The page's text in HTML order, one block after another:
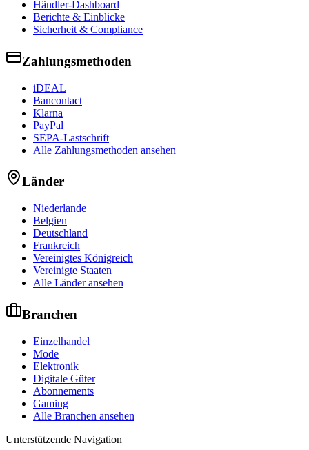
Händler-Dashboard
Berichte & Einblicke
Sicherheit & Compliance
Zahlungsmethoden
iDEAL
Bancontact
Klarna
PayPal
SEPA-Lastschrift
Alle Zahlungsmethoden ansehen
Länder
Niederlande
Belgien
Deutschland
Frankreich
Vereinigtes Königreich
Vereinigte Staaten
Alle Länder ansehen
Branchen
Einzelhandel
Mode
Elektronik
Digitale Güter
Abonnements
Gaming
Alle Branchen ansehen
Unterstützende Navigation